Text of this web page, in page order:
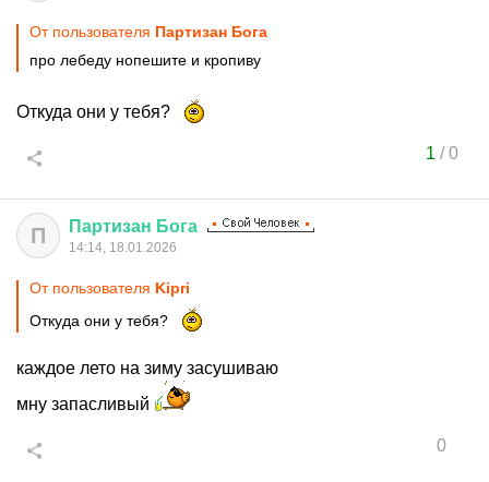
От пользователя Партизан Бога
про лебеду нопешите и кропиву
Откуда они у тебя?
1 /0
П Партизан Бога
14:14, 18.01.2026
От пользователя Kipri
Откуда они у тебя?
каждое лето на зиму засушиваю
мну запасливый
0